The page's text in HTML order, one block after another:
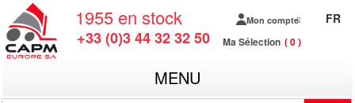
1955 en stock
+33 (0)3 44 32 32 50
Mon compte
Ma Sélection 0
FR
MENU